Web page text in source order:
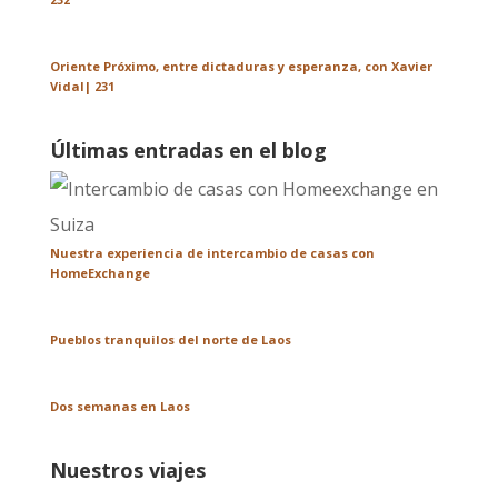
Oriente Próximo, entre dictaduras y esperanza, con Xavier
Vidal| 231
Últimas entradas en el blog
Nuestra experiencia de intercambio de casas con
HomeExchange
Pueblos tranquilos del norte de Laos
Dos semanas en Laos
Nuestros viajes